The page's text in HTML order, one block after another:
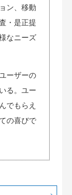
ン、移動
・是正提
なニーズ
ーザーの
る。ユー
でもらえ
の喜びで